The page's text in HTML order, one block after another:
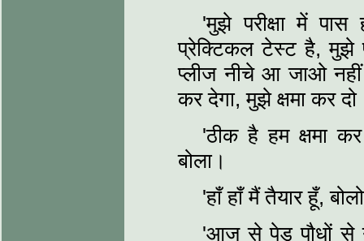
'मुझे परीक्षा में
प्रेक्टिकल टेस्ट है, मुझे
प्लीज नीचे आ जाओ नहीं
कर देगा, मुझे क्षमा क‌र
'ठीक है हम क्षमा
बोला।
'हाँ हाँ मैं तैयार हूँ,
'आज से पेड़ पौधों से